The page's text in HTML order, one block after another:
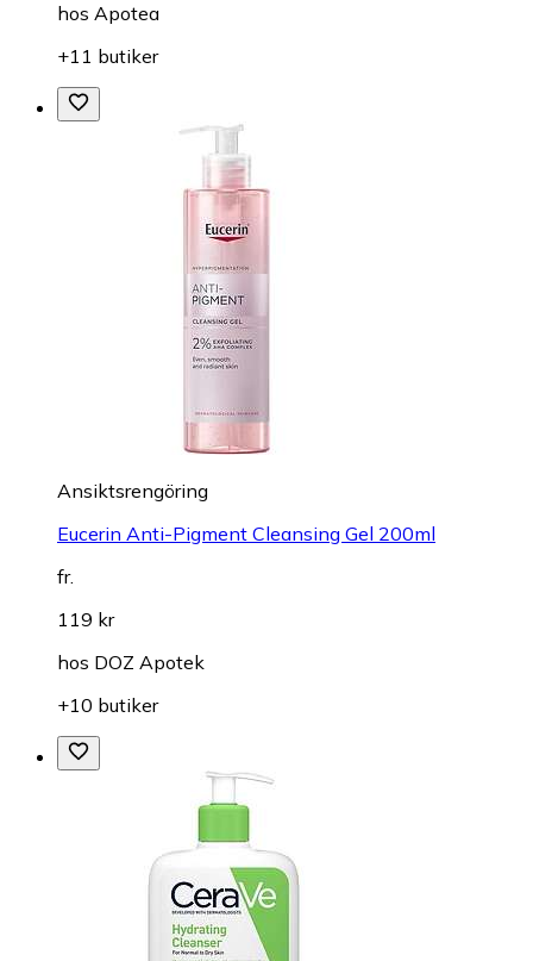
hos Apotea
+11 butiker
Ansiktsrengöring
Eucerin Anti-Pigment Cleansing Gel 200ml
fr.
119 kr
hos DOZ Apotek
+10 butiker